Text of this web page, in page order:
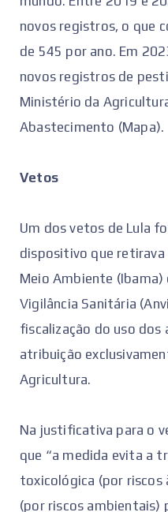
novos registros, o que
de 545 por ano. Em
novos registros de
Ministério da
Abastecimento (Mapa).
Vetos
Um dos vetos de Lula
dispositivo que
Meio Ambiente (Ibama)
Vigilância Sanitária
fiscalização do uso dos
atribuição
Agricultura.
Na justificativa para o
que “a medida evita a
toxicológica (por riscos
(por riscos ambientais)